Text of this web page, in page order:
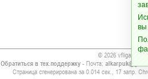
© 2026 vfliga.org
Обратиться в тех.поддержку- Почта:
Страница сгенерирована за 0.014 сек., 17 запр.
вы